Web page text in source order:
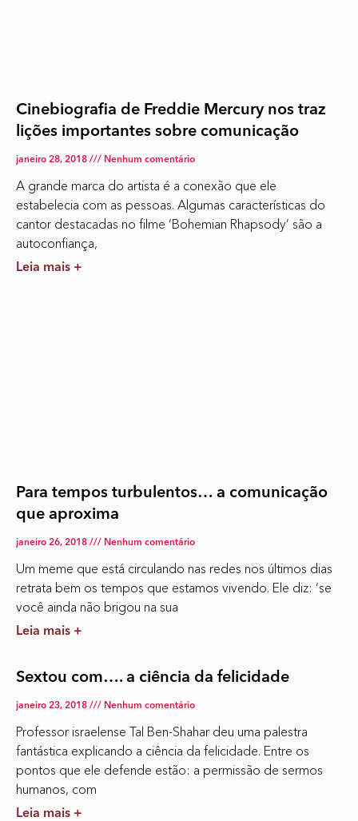
Cinebiografia de Freddie Mercury nos traz
lições importantes sobre comunicação
janeiro 28, 2018 Nenhum comentário
A grande marca do artista é a conexão que ele
estabelecia com as pessoas. Algumas características do
cantor destacadas no filme ‘Bohemian Rhapsody’ são a
autoconfiança,
Leia mais +
Para tempos turbulentos… a comunicação
que aproxima
janeiro 26, 2018 Nenhum comentário
Um meme que está circulando nas redes nos últimos dias
retrata bem os tempos que estamos vivendo. Ele diz: ‘se
você ainda não brigou na sua
Leia mais +
Sextou com…. a ciência da felicidade
janeiro 23, 2018 Nenhum comentário
Professor israelense Tal Ben-Shahar deu uma palestra
fantástica explicando a ciência da felicidade. Entre os
pontos que ele defende estão: a permissão de sermos
humanos, com
Leia mais +